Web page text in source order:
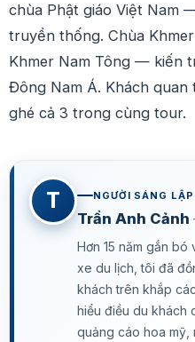
chùa Phật giáo Việt Nam
truyền thống. Chùa
Khmer Nam Tông — kiến
Đông Nam Á. Khách quan
ghé cả 3 trong cùng tour.
T NGƯỜI SÁNG LẬP
Trần Anh Cảnh
Hơn 15 năm gắn
xe du lịch, tôi đã
khách trên khắp
hiểu điều du khách
quảng cáo hoa mỹ,